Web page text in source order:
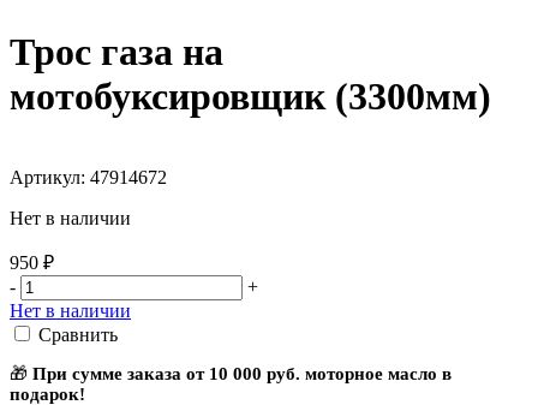
Трос газа на
мотобуксировщик (3300мм)
Артикул: 47914672
Нет в наличии
950 ₽
-
+
Нет в наличии
Сравнить
🎁 При сумме заказа от 10 000 руб. моторное масло в
подарок!